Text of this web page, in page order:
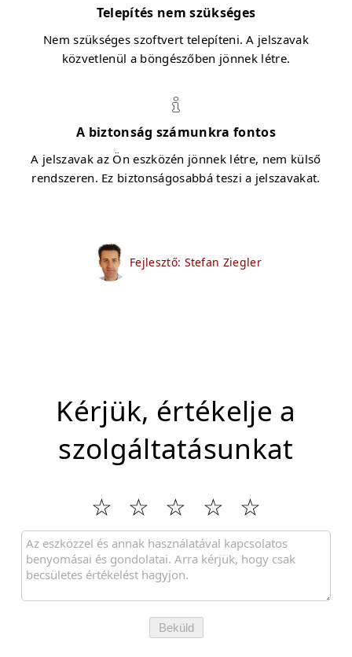
Telepítés nem szükséges
Nem szükséges szoftvert telepíteni. A jelszavak
közvetlenül a böngészőben jönnek létre.
A biztonság számunkra fontos
A jelszavak az Ön eszközén jönnek létre, nem külső
rendszeren. Ez biztonságosabbá teszi a jelszavakat.
Fejlesztő: Stefan Ziegler
Kérjük, értékelje a
szolgáltatásunkat
Beküld